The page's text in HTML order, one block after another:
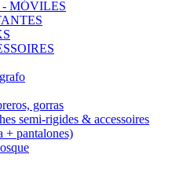
- MÓVILES
gorras
semi-rigides & accessoires
+ pantalones)